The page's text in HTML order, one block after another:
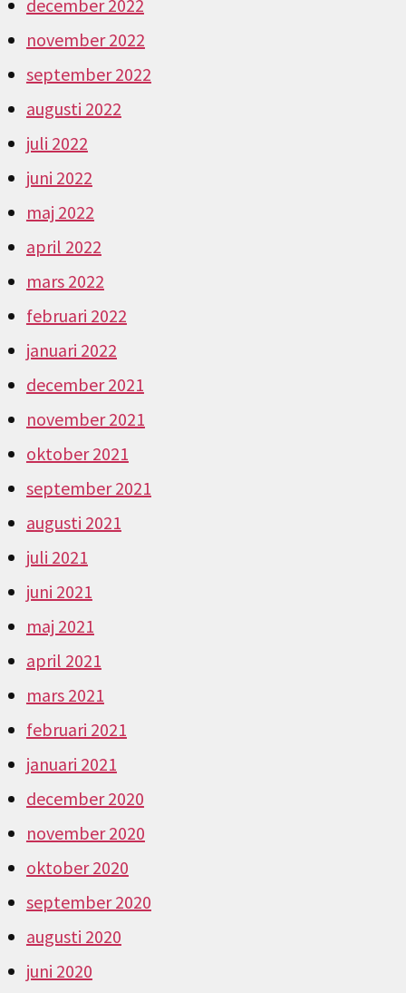
december 2022
november 2022
september 2022
augusti 2022
juli 2022
juni 2022
maj 2022
april 2022
mars 2022
februari 2022
januari 2022
december 2021
november 2021
oktober 2021
september 2021
augusti 2021
juli 2021
juni 2021
maj 2021
april 2021
mars 2021
februari 2021
januari 2021
december 2020
november 2020
oktober 2020
september 2020
augusti 2020
juni 2020